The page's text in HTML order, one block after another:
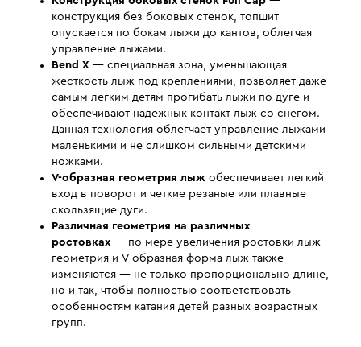
конструкция без боковых стенок, топшит
опускается по бокам лыжи до кантов, облегчая
управление лыжами.
Bend X — специальная зона, уменьшающая
жесткость лыж под креплениями, позволяет даже
самым легким детям прогибать лыжи по дуге и
обеспечивают надежнык контакт лыж со снегом.
Данная технология облегчает управление лыжами
маленькими и не слишком сильными детскими
ножками.
V-образная геометрия лыж обеспечивает легкий
вход в поворот и четкие резаные или плавные
скользящие дуги.
Различная геометрия на различных
ростовках — по мере увеличения ростовки лыж
геометрия и V-образная форма лыж также
изменяются — не только пропорционально длине,
но и так, чтобы полностью соответствовать
особенностям катания детей разных возрастных
групп.